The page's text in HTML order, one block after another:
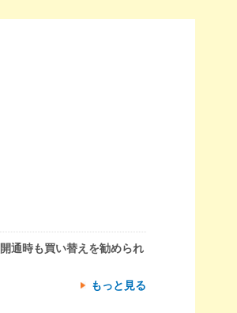
通時も買い替えを勧められ
もっと見る